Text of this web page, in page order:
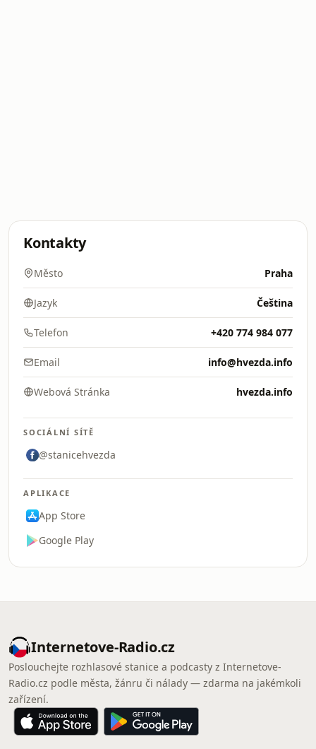
Kontakty
Město Praha
Jazyk Čeština
Telefon +420 774 984 077
Email info@hvezda.info
Webová Stránka hvezda.info
SOCIÁLNÍ SÍTĚ
@stanicehvezda
APLIKACE
App Store
Google Play
Internetove-Radio.cz
Poslouchejte rozhlasové stanice a podcasty z Internetove-
Radio.cz podle města, žánru či nálady — zdarma na jakémkoli
zařízení.